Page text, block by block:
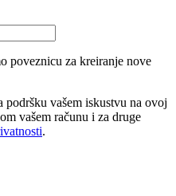
poveznicu za kreiranje nove
podršku vašem iskustvu na ovoj
vašem računu i za druge
.